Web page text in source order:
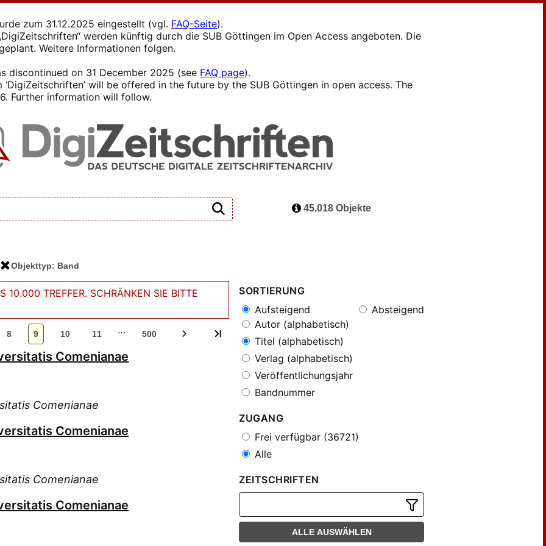
zum 31.12.2025 eingestellt (vgl. FAQ-Seite).
werden künftig durch die SUB Göttingen im Open Access angeboten. Die
Weitere Informationen folgen.
discontinued on 31 December 2025 (see FAQ page).
will be offered in the future by the SUB Göttingen in open access. The
Further information will follow.
Objekttyp: Band
45.018 Objekte
10.000 TREFFER. SCHRÄNKEN SIE BITTE
8 9 10 11 … 500
Comenianae
Comenianae
Comenianae
Comenianae
Comenianae
SORTIERUNG
Aufsteigend
Absteigend
Autor (alphabetisch)
Titel (alphabetisch)
Verlag (alphabetisch)
Veröffentlichungsjahr
Bandnummer
ZUGANG
Frei verfügbar (36721)
Alle
ZEITSCHRIFTEN
ALLE AUSWÄHLEN